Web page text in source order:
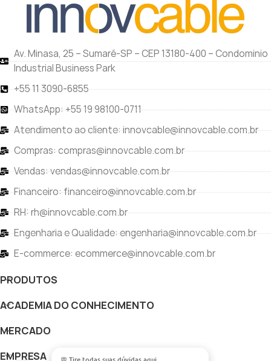
Av. Minasa, 25 – Sumaré-SP – CEP 13180-400 – Condominio
Industrial Business Park
+55 11 3090-6855
WhatsApp: +55 19 98100-0711
Atendimento ao cliente: innovcable@innovcable.com.br
Compras: compras@innovcable.com.br
Vendas: vendas@innovcable.com.br
Financeiro: financeiro@innovcable.com.br
RH: rh@innovcable.com.br
Engenharia e Qualidade: engenharia@innovcable.com.br
E-commerce: ecommerce@innovcable.com.br
PRODUTOS
ACADEMIA DO CONHECIMENTO
MERCADO
EMPRESA